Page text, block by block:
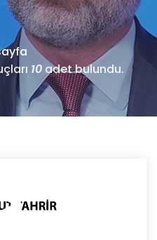
10 adet bulundu.